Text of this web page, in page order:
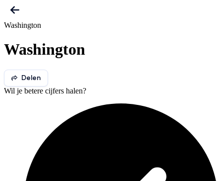
Washington
Washington
Delen
Wil je betere cijfers halen?